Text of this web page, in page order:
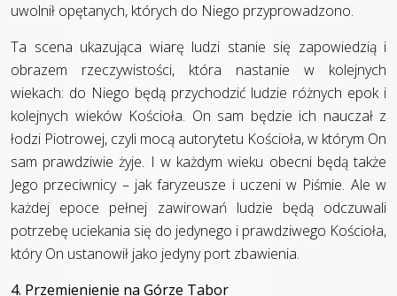
uwolnił opętanych, których do Niego przyprowadzono.
Ta scena ukazująca wiarę ludzi stanie się zapowiedzią i
obrazem rzeczywistości, która nastanie w kolejnych
wiekach: do Niego będą przychodzić ludzie różnych epok i
kolejnych wieków Kościoła. On sam będzie ich nauczał z
łodzi Piotrowej, czyli mocą autorytetu Kościoła, w którym On
sam prawdziwie żyje. I w każdym wieku obecni będą także
Jego przeciwnicy – jak faryzeusze i uczeni w Piśmie. Ale w
każdej epoce pełnej zawirowań ludzie będą odczuwali
potrzebę uciekania się do jedynego i prawdziwego Kościoła,
który On ustanowił jako jedyny port zbawienia.
4. Przemienienie na Górze Tabor